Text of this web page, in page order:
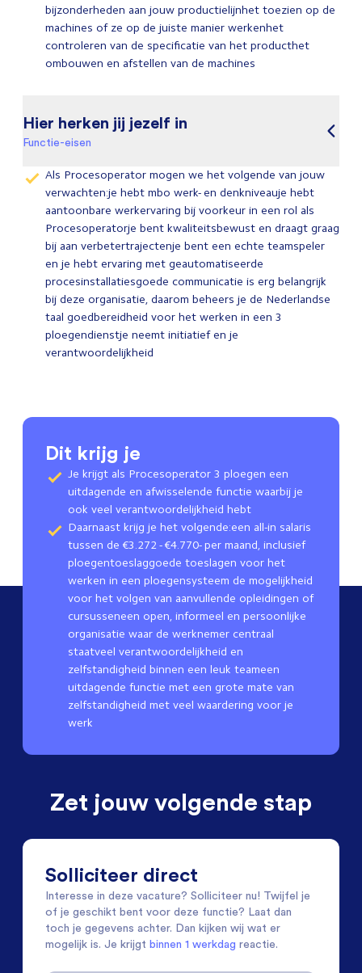
bijzonderheden aan jouw productielijnhet toezien op de
machines of ze op de juiste manier werkenhet
controleren van de specificatie van het producthet
ombouwen en afstellen van de machines
Hier herken jij jezelf in
Functie-eisen
Als Procesoperator mogen we het volgende van jouw
verwachten:je hebt mbo werk- en denkniveauje hebt
aantoonbare werkervaring bij voorkeur in een rol als
Procesoperatorje bent kwaliteitsbewust en draagt graag
bij aan verbetertrajectenje bent een echte teamspeler
en je hebt ervaring met geautomatiseerde
procesinstallatiesgoede communicatie is erg belangrijk
bij deze organisatie, daarom beheers je de Nederlandse
taal goedbereidheid voor het werken in een 3
ploegendienstje neemt initiatief en je
verantwoordelijkheid
Dit krijg je
Je krijgt als Procesoperator 3 ploegen een
uitdagende en afwisselende functie waarbij je
ook veel verantwoordelijkheid hebt
Daarnaast krijg je het volgende:een all-in salaris
tussen de €3.272 - €4.770- per maand, inclusief
ploegentoeslaggoede toeslagen voor het
werken in een ploegensysteem de mogelijkheid
voor het volgen van aanvullende opleidingen of
cursusseneen open, informeel en persoonlijke
organisatie waar de werknemer centraal
staatveel verantwoordelijkheid en
zelfstandigheid binnen een leuk teameen
uitdagende functie met een grote mate van
zelfstandigheid met veel waardering voor je
werk
Zet jouw volgende stap
Solliciteer direct
Interesse in deze vacature? Solliciteer nu! Twijfel je
of je geschikt bent voor deze functie? Laat dan
toch je gegevens achter. Dan kijken wij wat er
mogelijk is. Je krijgt binnen 1 werkdag reactie.